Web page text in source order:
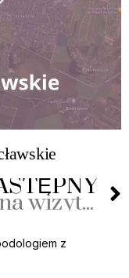
Czy na wizytę do podologa potrzebne jest skierowanie? Q&A
z